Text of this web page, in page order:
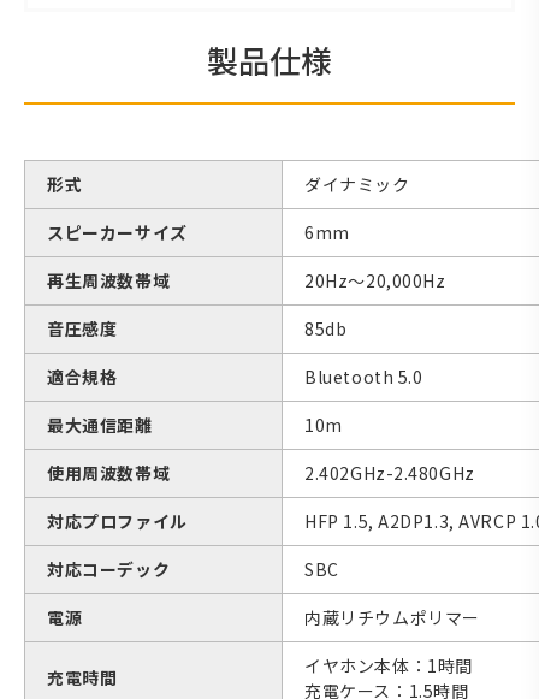
製品仕様
形式
ダイナミック
スピーカーサイズ
6mm
再生周波数帯域
20Hz～20,000Hz
音圧感度
85db
適合規格
Bluetooth 5.0
最大通信距離
10m
使用周波数帯域
2.402GHz-2.480GHz
対応プロファイル
HFP 1.5, A2DP1.3, AVRCP
対応コーデック
SBC
電源
内蔵リチウムポリマー
充電時間
イヤホン本体：1時間
充電ケース：1.5時間